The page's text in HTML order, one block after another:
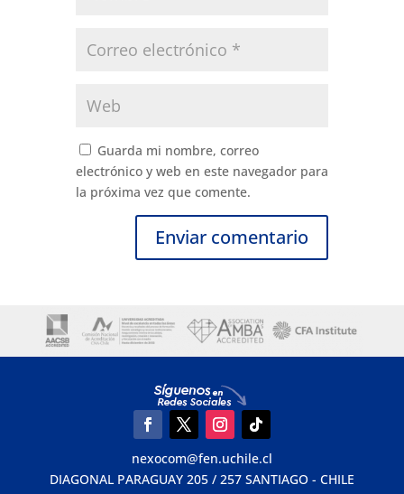
Guarda mi nombre, correo
electrónico y web en este navegador para
la próxima vez que comente.
nexocom@fen.uchile.cl
DIAGONAL PARAGUAY 205 / 257 SANTIAGO - CHILE